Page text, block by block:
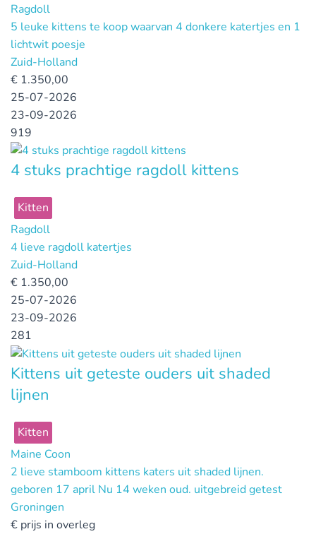
Ragdoll
5 leuke kittens te koop waarvan 4 donkere katertjes en 1
lichtwit poesje
Zuid-Holland
€ 1.350,00
25-07-2026
23-09-2026
919
4 stuks prachtige ragdoll kittens
Kitten
Ragdoll
4 lieve ragdoll katertjes
Zuid-Holland
€ 1.350,00
25-07-2026
23-09-2026
281
Kittens uit geteste ouders uit shaded
lijnen
Kitten
Maine Coon
2 lieve stamboom kittens katers uit shaded lijnen.
geboren 17 april Nu 14 weken oud. uitgebreid getest
Groningen
€ prijs in overleg